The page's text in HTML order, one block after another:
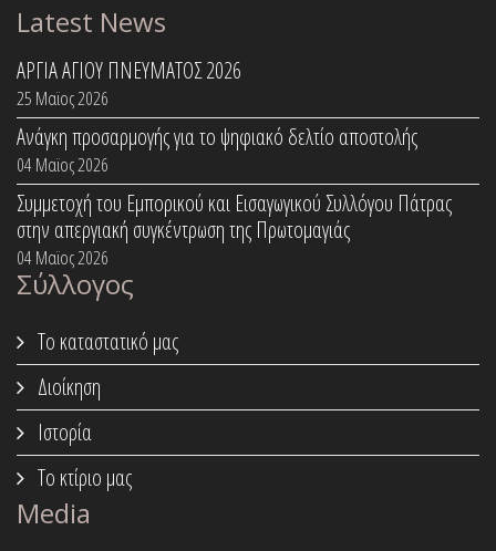
Latest News
ΑΡΓΙΑ ΑΓΙΟΥ ΠΝΕΥΜΑΤΟΣ 2026
25 Μαϊος 2026
Ανάγκη προσαρμογής για το ψηφιακό δελτίο αποστολής
04 Μαϊος 2026
Συμμετοχή του Εμπορικού και Εισαγωγικού Συλλόγου Πάτρας
στην απεργιακή συγκέντρωση της Πρωτομαγιάς
04 Μαϊος 2026
Σύλλογος
Το καταστατικό μας
Διοίκηση
Ιστορία
Το κτίριο μας
Media